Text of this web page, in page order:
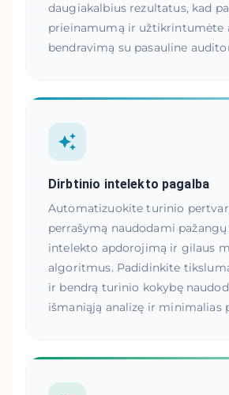
daugiakalbius rezultatus, kad
prieinamumą ir užtikrintumėte
bendravimą su pasauline
Dirbtinio intelekto pagalba
Automatizuokite turinio
perrašymą naudodami
intelekto apdorojimą ir gilaus
algoritmus. Padidinkite
ir bendrą turinio kokybę
išmaniąją analizę ir minimalias